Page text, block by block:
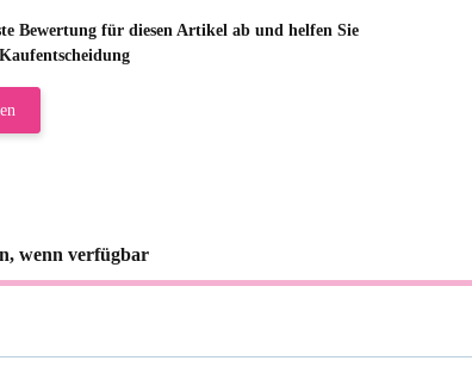
Bewertung für diesen Artikel ab und helfen Sie
wenn verfügbar